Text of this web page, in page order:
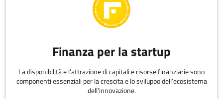
Finanza per la startup
La disponibilità e l’attrazione di capitali e risorse finanziarie sono
componenti essenziali per la crescita e lo sviluppo dell’ecosistema
dell’innovazione.